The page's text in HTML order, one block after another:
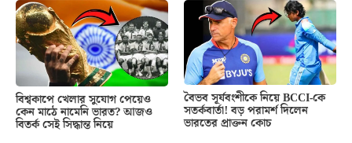
বিশ্বকাপে খেলার সুযোগ পেয়েও
কেন মাঠে নামেনি ভারত? আজও
বিতর্ক সেই সিদ্ধান্ত নিয়ে
বৈভব সূর্যবংশীকে নিয়ে BCCI-কে
সতর্কবার্তা! বড় পরামর্শ দিলেন
ভারতের প্রাক্তন কোচ